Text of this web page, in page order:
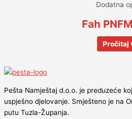
Dodatna
Fah
Pročitaj
Pešta Namještaj d.o.o. je preduzeće
uspješno djelovanje. Smješteno je na
putu Tuzla-Županja.